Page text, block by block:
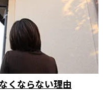
くならない理由